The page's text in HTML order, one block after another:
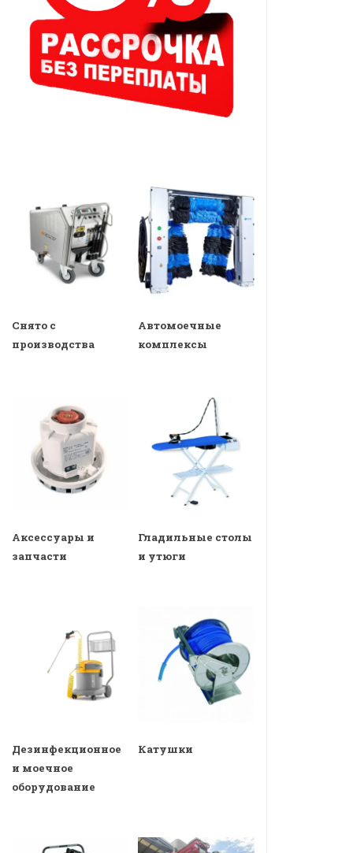
Снято с
производства
Автомоечные
комплексы
Аксессуары и
запчасти
Гладильные столы
и утюги
Дезинфекционное
и моечное
оборудование
Катушки